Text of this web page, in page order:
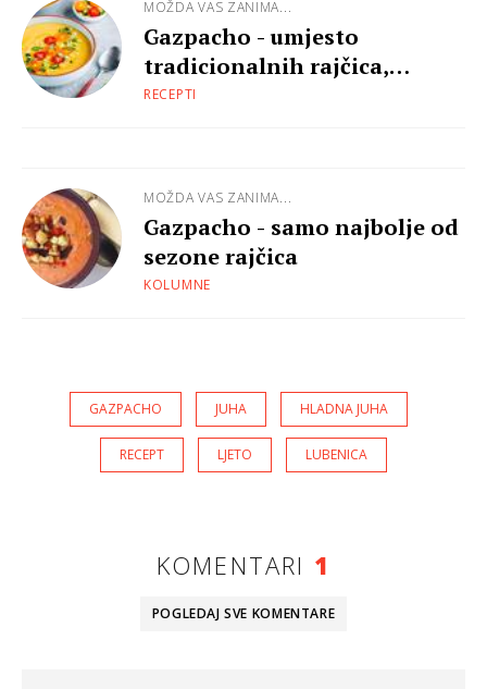
MOŽDA VAS ZANIMA...
Gazpacho - umjesto
tradicionalnih rajčica,
isprobaj verziju s paprikama
RECEPTI
MOŽDA VAS ZANIMA...
Gazpacho - samo najbolje od
sezone rajčica
KOLUMNE
GAZPACHO JUHA HLADNA JUHA
RECEPT LJETO LUBENICA
KOMENTARI 1
POGLEDAJ SVE KOMENTARE